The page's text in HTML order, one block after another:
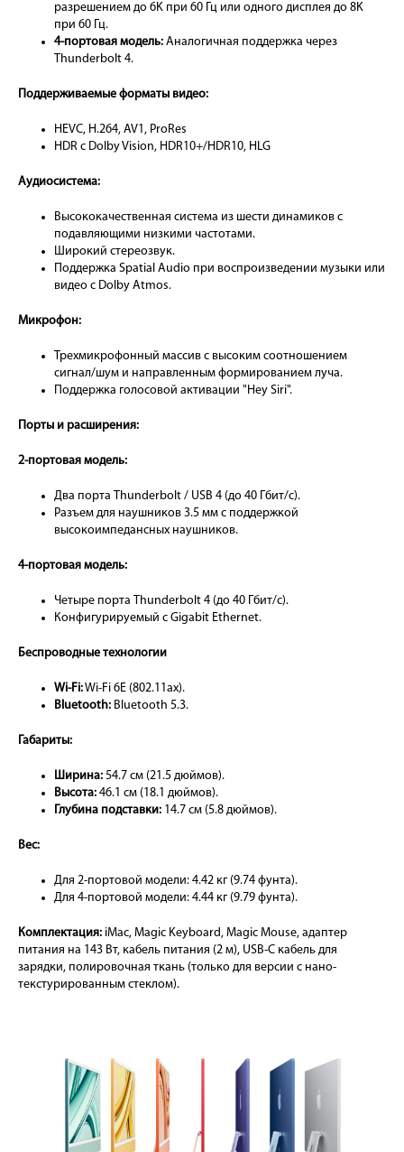
разрешением до 6K при 60 Гц или одного дисплея до 8K
при 60 Гц.
4-портовая модель: Аналогичная поддержка через
Thunderbolt 4.
Поддерживаемые форматы видео:
HEVC, H.264, AV1, ProRes
HDR с Dolby Vision, HDR10+/HDR10, HLG
Аудиосистема:
Высококачественная система из шести динамиков с
подавляющими низкими частотами.
Широкий стереозвук.
Поддержка Spatial Audio при воспроизведении музыки или
видео с Dolby Atmos.
Микрофон:
Трехмикрофонный массив с высоким соотношением
сигнал/шум и направленным формированием луча.
Поддержка голосовой активации "Hey Siri".
Порты и расширения:
2-портовая модель:
Два порта Thunderbolt / USB 4 (до 40 Гбит/с).
Разъем для наушников 3.5 мм с поддержкой
высокоимпедансных наушников.
4-портовая модель:
Четыре порта Thunderbolt 4 (до 40 Гбит/с).
Конфигурируемый с Gigabit Ethernet.
Беспроводные технологии
Wi-Fi:Wi-Fi 6E (802.11ax).
Bluetooth: Bluetooth 5.3.
Габариты:
Ширина: 54.7 см (21.5 дюймов).
Высота: 46.1 см (18.1 дюймов).
Глубина подставки: 14.7 см (5.8 дюймов).
Вес:
Для 2-портовой модели: 4.42 кг (9.74 фунта).
Для 4-портовой модели: 4.44 кг (9.79 фунта).
Комплектация: iMac, Magic Keyboard, Magic Mouse, адаптер
питания на 143 Вт, кабель питания (2 м), USB-C кабель для
зарядки, полировочная ткань (только для версии с нано-
текстурированным стеклом).